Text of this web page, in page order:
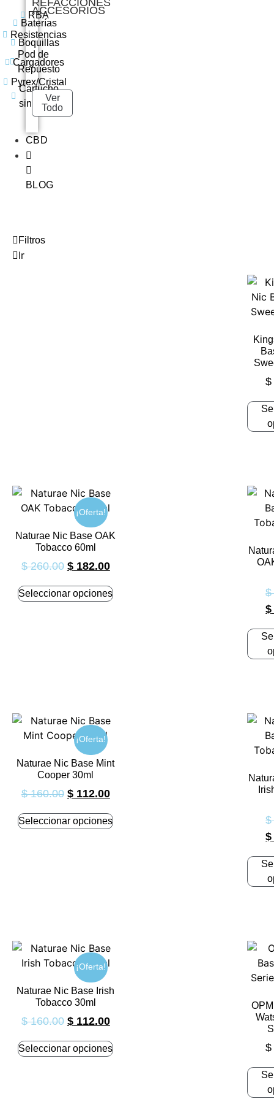
REFACCIONES
RBA
Resistencias
Pod de
Repuesto
Cartucho
sin Coil
ACCESORIOS
Baterías
Boquillas
Cargadores
Pyrex/Cristal
Ver
Todo
CBD
BLOG
Filtros
Ir
$
¡Oferta!
Naturae Nic Base OAK
Tobacco 60ml
$260.00 $182.00
Seleccionar opciones $
$
¡Oferta!
Naturae Nic Base Mint
Cooper 30ml
$160.00 $112.00
Seleccionar opciones $
$
¡Oferta!
Naturae Nic Base Irish
Tobacco 30ml
$160.00 $112.00
Seleccionar opciones $